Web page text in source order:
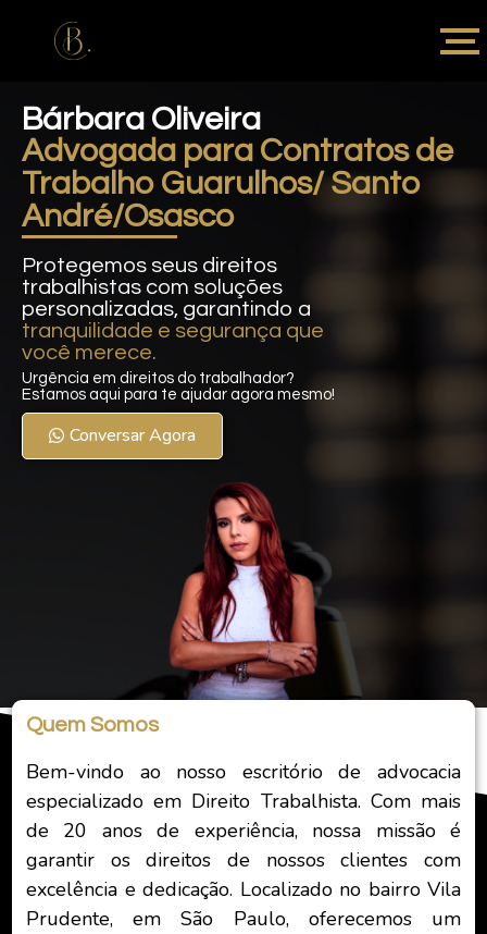
Bárbara Oliveira
Advogada para Contratos de
Trabalho Guarulhos/ Santo
André/Osasco
Protegemos seus direitos
trabalhistas com soluções
personalizadas, garantindo a
tranquilidade e segurança que
você merece.
Urgência em direitos do trabalhador?
Estamos aqui para te ajudar agora mesmo!
Conversar Agora
Quem Somos
Bem-vindo ao nosso escritório de advocacia
especializado em Direito Trabalhista. Com mais
de 20 anos de experiência, nossa missão é
garantir os direitos de nossos clientes com
excelência e dedicação. Localizado no bairro Vila
Prudente, em São Paulo, oferecemos um